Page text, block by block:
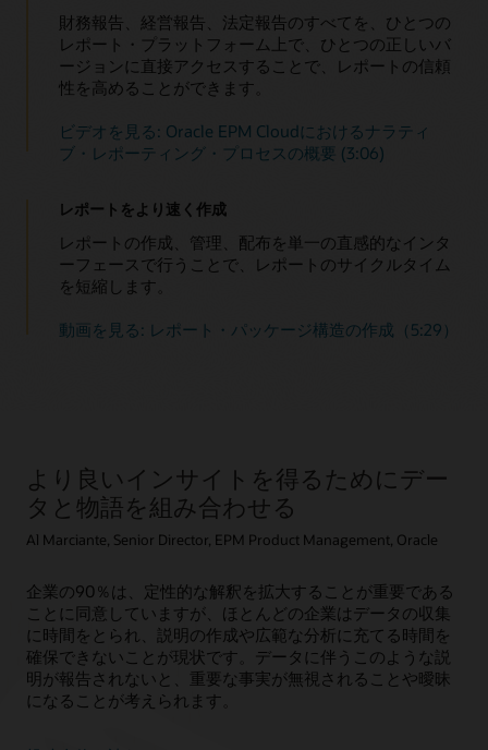
財務報告、経営報告、法定報告のすべてを、ひとつの
レポート・プラットフォーム上で、ひとつの正しいバ
ージョンに直接アクセスすることで、レポートの信頼
性を高めることができます。
ビデオを見る: Oracle EPM Cloudにおけるナラティ
ブ・レポーティング・プロセスの概要 (3:06)
レポートをより速く作成
レポートの作成、管理、配布を単一の直感的なインタ
ーフェースで行うことで、レポートのサイクルタイム
を短縮します。
動画を見る: レポート・パッケージ構造の作成（5:29）
より良いインサイトを得るためにデー
タと物語を組み合わせる
Al Marciante, Senior Director, EPM Product Management, Oracle
企業の90％は、定性的な解釈を拡大することが重要である
ことに同意していますが、ほとんどの企業はデータの収集
に時間をとられ、説明の作成や広範な分析に充てる時間を
確保できないことが現状です。データに伴うこのような説
明が報告されないと、重要な事実が無視されることや曖昧
になることが考えられます。